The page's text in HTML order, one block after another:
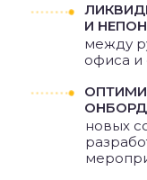
между
офиса и
И
новых